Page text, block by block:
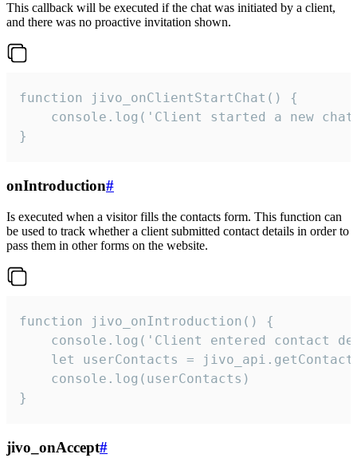
This callback will be executed if the chat was initiated by a client,
and there was no proactive invitation shown.
function jivo_onClientStartChat() {
console.log('Client started a new
}
onIntroduction#
Is executed when a visitor fills the contacts form. This function can
be used to track whether a client submitted contact details in order to
pass them in other forms on the website.
function jivo_onIntroduction() {
console.log('Client entered contact
let userContacts =
    console.log(userContacts)
}
jivo_onAccept#